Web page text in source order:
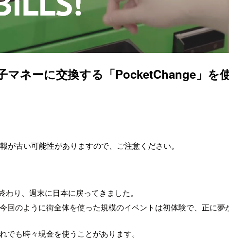
マネーに交換する「PocketChange」を
古い可能性がありますので、ご注意ください。
り、週末に日本に戻ってきました。
回のように街全体を使った規模のイベントは初体験で、正に
も時々現金を使うことがあります。